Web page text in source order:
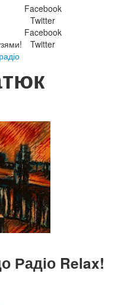
Facebook
Twitter
Facebook
Twitter
Радіо Relax!